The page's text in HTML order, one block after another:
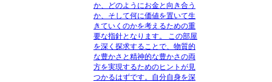
か、どのようにお金と向き合う
か、そして何に価値を置いて生
きていくのかを考えるための重
要な指針となります。 この部屋
を深く探求することで、物質的
な豊かさと精神的な豊かさの両
方を実現するためのヒントが見
つかるはずです。自分自身を深